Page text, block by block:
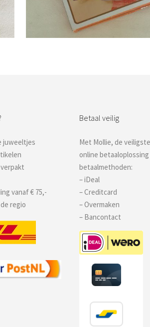
juweeltjes
vanaf € 75,-
regio
Betaal veilig
Met Mollie, de
online
betaalmethoden:
– iDeal
– Creditcard
– Overmaken
– Bancontact